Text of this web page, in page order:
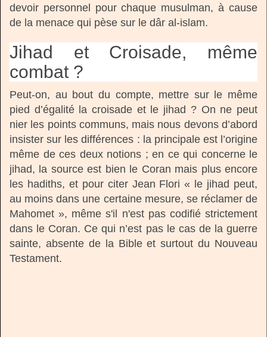
devoir personnel pour chaque musulman, à cause
de la menace qui pèse sur le dâr al-islam.
Jihad et Croisade, même
combat ?
Peut-on, au bout du compte, mettre sur le même
pied d’égalité la croisade et le jihad ? On ne peut
nier les points communs, mais nous devons d’abord
insister sur les différences : la principale est l’origine
même de ces deux notions ; en ce qui concerne le
jihad, la source est bien le Coran mais plus encore
les hadiths, et pour citer Jean Flori « le jihad peut,
au moins dans une certaine mesure, se réclamer de
Mahomet », même s'il n'est pas codifié strictement
dans le Coran. Ce qui n’est pas le cas de la guerre
sainte, absente de la Bible et surtout du Nouveau
Testament.